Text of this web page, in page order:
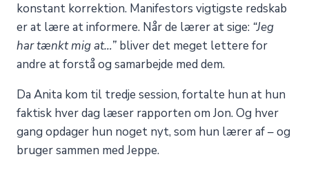
konstant korrektion. Manifestors vigtigste redskab
er at lære at informere. Når de lærer at sige: “Jeg
har tænkt mig at…” bliver det meget lettere for
andre at forstå og samarbejde med dem.
Da Anita kom til tredje session, fortalte hun at hun
faktisk hver dag læser rapporten om Jon. Og hver
gang opdager hun noget nyt, som hun lærer af – og
bruger sammen med Jeppe.